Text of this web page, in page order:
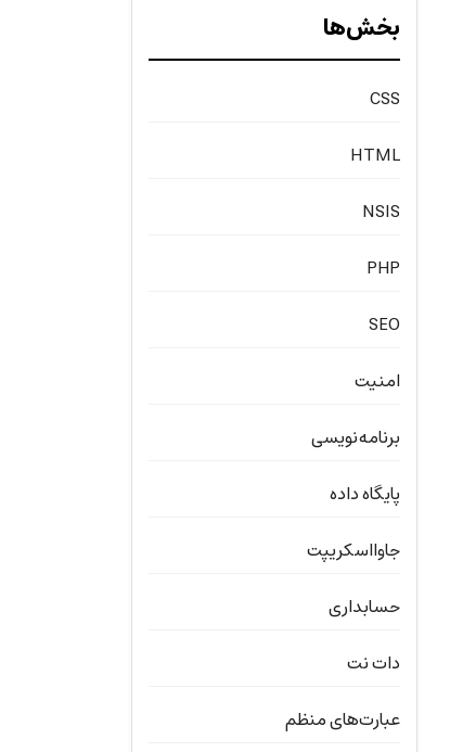
بخش‌ها
CSS
HTML
NSIS
PHP
SEO
امنیت
برنامه‌نویسی
پایگاه داده
جاوااسکریپت
حسابداری
دات نت
عبارت‌های منظم